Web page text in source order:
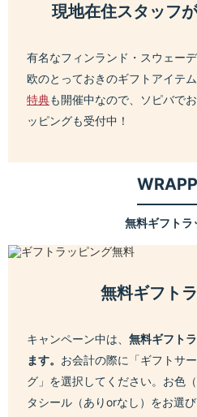
現地在住スタッフ
有名なフィンランド・スウェー
欧のとっておきのギフトアイテ
特典も開催中なので、ソピバで
ッピングも受付中！
無料ギフトラ
無料ギフト
キャンペーン中は、 無料ギフト
ます。 お会計の際に「ギフトサ
グ」を選択してください。お色
タシール（ありorなし）をお選び